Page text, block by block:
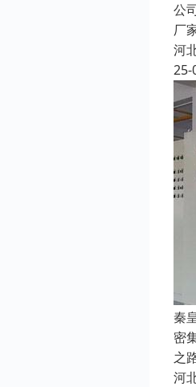
公
厂
河
25-
秦
密
之
河